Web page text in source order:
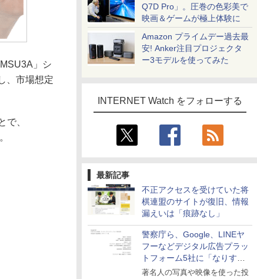
Q7D Pro」。圧巻の色彩美で
映画＆ゲームが極上体験に
Amazon プライムデー過去最
安! Anker注目プロジェクタ
ー3モデルを使ってみた
INTERNET Watch をフォローする
最新記事
不正アクセスを受けていた将
棋連盟のサイトが復旧、情報
漏えいは「痕跡なし」
警察庁ら、Google、LINEヤ
フーなどデジタル広告プラッ
トフォーム5社に「なりすま
し詐欺広告」対策強化を要請
著名人の写真や映像を使った投
」シ
、市場想定
で、